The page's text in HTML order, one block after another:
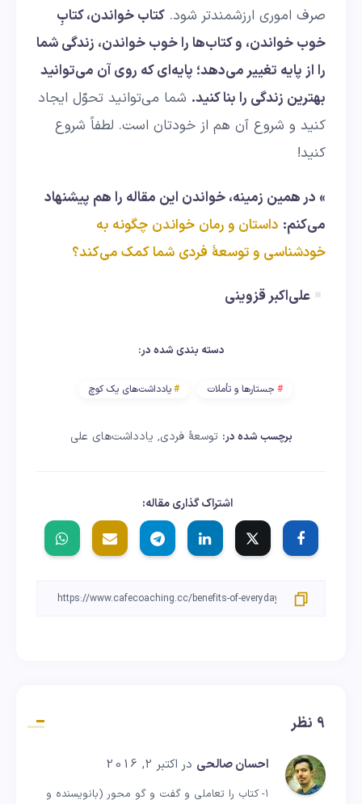
صرف اموری ارزشمندتر شود. کتاب خواندن، کتابِ
خوب خواندن، و کتاب‌ها را خوب خواندن، زندگی شما
را از پایه تغییر می‌دهد؛ پایه‌ای که روی آن می‌توانید
بهترین زندگی را بنا کنید. شما می‌توانید تحوّل ایجاد
کنید و شروع آن هم از خودتان است. لطفاً شروع
کنید!
» در همین زمینه، خواندن این مقاله را هم پیشنهاد
می‌کنم: داستان و رمان خواندن چگونه به
خودشناسی و توسعهٔ فردی شما کمک می‌کند؟
علی‌اکبر قزوینی
دسته بندی شده در:
جستارها و تأملات یادداشت‌های یک کوچ
برچسب شده در: توسعهٔ فردی, یادداشت‌های علی
اشتراک گذاری مقاله:
9 نظر
احسان صالحی در اکتبر 2, 2016
۱- کتاب را تعاملی و گفت و گو محور (بانویسنده و